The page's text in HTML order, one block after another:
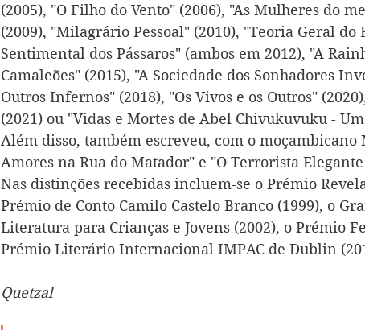
(2005), "O Filho do Vento" (2006), "As Mulheres do
(2009), "Milagrário Pessoal" (2010), "Teoria Geral do
Sentimental dos Pássaros" (ambos em 2012), "A
Camaleões" (2015), "A Sociedade dos Sonhadores
Outros Infernos" (2018), "Os Vivos e os Outros"
(2021) ou "Vidas e Mortes de Abel Chivukuvuku -
Além disso, também escreveu, com o moçambicano
Amores na Rua do Matador" e "O Terrorista
Nas distinções recebidas incluem-se o Prémio
Prémio de Conto Camilo Castelo Branco (1999), o
Literatura para Crianças e Jovens (2002), o Prémio
Prémio Literário Internacional IMPAC de Dublin
Quetzal